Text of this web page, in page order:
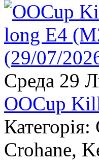
Среда 29
OOCup
Crohane,